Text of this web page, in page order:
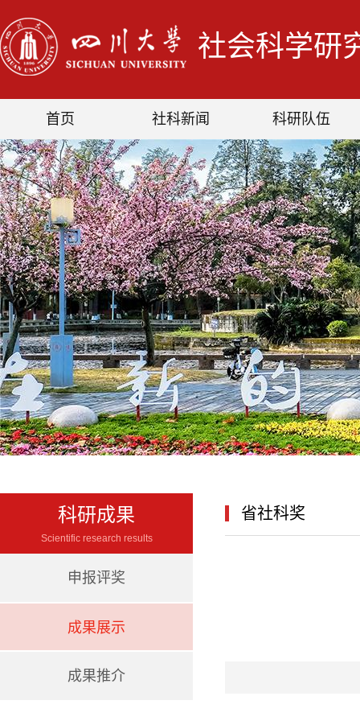
社会科学研
首页 社科新闻 科研队伍
科研成果
Scientific research results
申报评奖
成果展示
成果推介
省社科奖